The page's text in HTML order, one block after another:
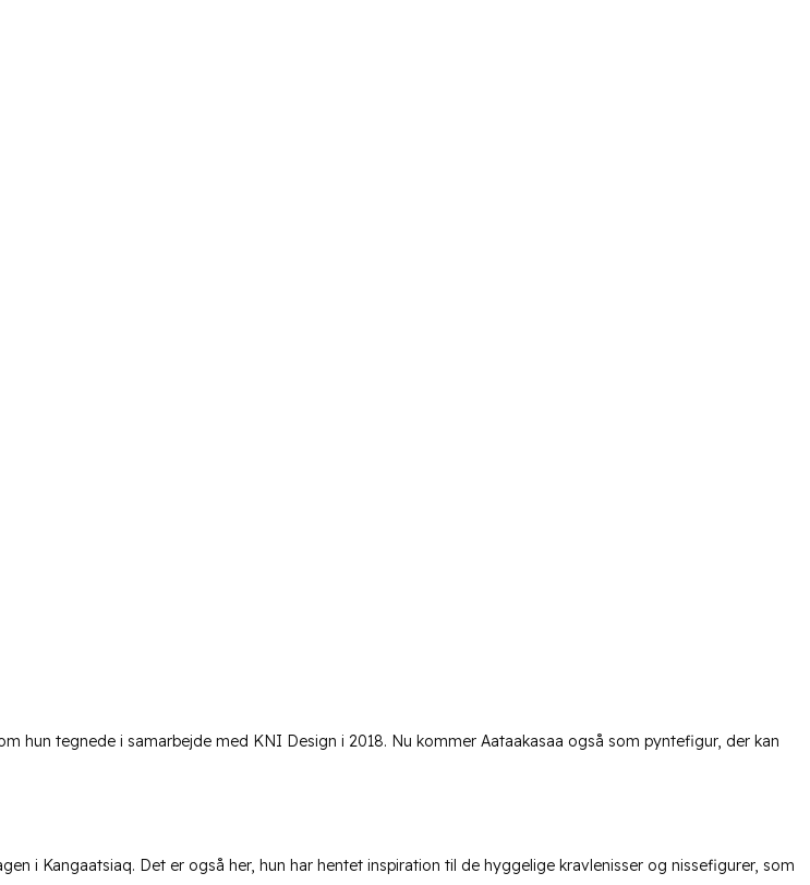
hun tegnede i samarbejde med KNI Design i 2018. Nu kommer Aataakasaa også som pyntefigur, der kan
i Kangaatsiaq. Det er også her, hun har hentet inspiration til de hyggelige kravlenisser og nissefigurer, som